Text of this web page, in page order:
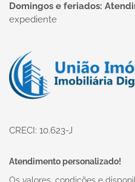
Domingos e feriados:
expediente
Página inicial
CRECI: 10.623-J
Atendimento personalizado!